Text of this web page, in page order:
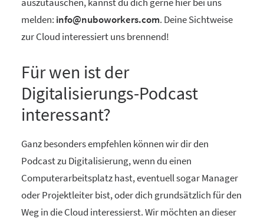
melden: info@nuboworkers.com. Deine Sichtweise
zur Cloud interessiert uns brennend!
Für wen ist der
Digitalisierungs-Podcast
interessant?
Ganz besonders empfehlen können wir dir den
Podcast zu Digitalisierung, wenn du einen
Computerarbeitsplatz hast, eventuell sogar Manager
oder Projektleiter bist, oder dich grundsätzlich für den
Weg in die Cloud interessierst. Wir möchten an dieser